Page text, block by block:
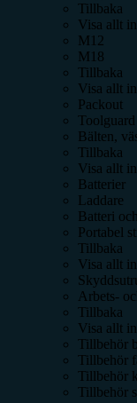
Tillbaka
Visa allt
M12
M18
Tillbaka
Visa allt
Packout
Toolguard
Bälten,
Tillbaka
Visa allt
Batterier
Laddare
Batteri
Portabel
Tillbaka
Visa allt
Arbets-
Tillbaka
Visa allt
Tillbehör
Tillbehör
Tillbehör
Tillbehör